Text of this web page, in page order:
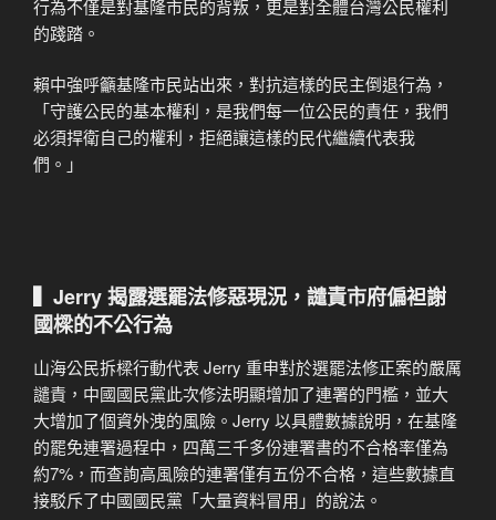
行為不僅是對基隆市民的背叛，更是對全體台灣公民權利
的踐踏。
賴中強呼籲基隆市民站出來，對抗這樣的民主倒退行為，
「守護公民的基本權利，是我們每一位公民的責任，我們
必須捍衛自己的權利，拒絕讓這樣的民代繼續代表我
們。」
▍Jerry 揭露選罷法修惡現況，譴責市府偏袒謝
國樑的不公行為
山海公民拆樑行動代表 Jerry 重申對於選罷法修正案的嚴厲
譴責，中國國民黨此次修法明顯增加了連署的門檻，並大
大增加了個資外洩的風險。Jerry 以具體數據說明，在基隆
的罷免連署過程中，四萬三千多份連署書的不合格率僅為
約7%，而查詢高風險的連署僅有五份不合格，這些數據直
接駁斥了中國國民黨「大量資料冒用」的說法。